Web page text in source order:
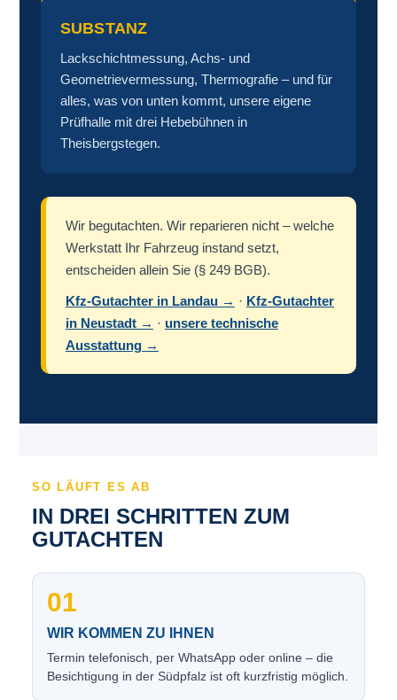
SUBSTANZ
Lackschichtmessung, Achs- und
Geometrievermessung, Thermografie – und für
alles, was von unten kommt, unsere eigene
Prüfhalle mit drei Hebebühnen in
Theisbergstegen.
Wir begutachten. Wir reparieren nicht – welche
Werkstatt Ihr Fahrzeug instand setzt,
entscheiden allein Sie (§ 249 BGB).
Kfz-Gutachter in Landau → · Kfz-Gutachter
in Neustadt → · unsere technische
Ausstattung →
SO LÄUFT ES AB
IN DREI SCHRITTEN ZUM
GUTACHTEN
01
WIR KOMMEN ZU IHNEN
Termin telefonisch, per WhatsApp oder online – die
Besichtigung in der Südpfalz ist oft kurzfristig möglich.